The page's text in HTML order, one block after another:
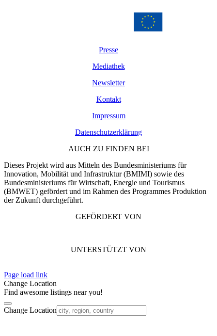
Presse
Mediathek
Newsletter
Kontakt
Impressum
Datenschutzerklärung
AUCH ZU FINDEN BEI
Dieses Projekt wird aus Mitteln des Bundesministeriums für
Innovation, Mobilität und Infrastruktur (BMIMI) sowie des
Bundesministeriums für Wirtschaft, Energie und Tourismus
(BMWET) gefördert und im Rahmen des Programmes Produktion
der Zukunft durchgeführt.
GEFÖRDERT VON
UNTERSTÜTZT VON
Page load link
Change Location
Find awesome listings near you!
Change Location